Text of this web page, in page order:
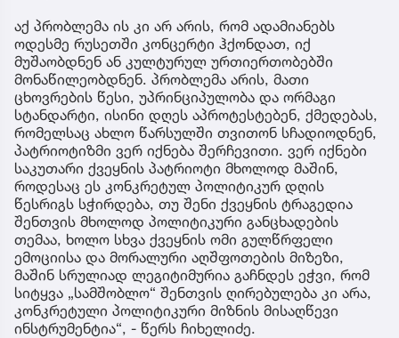
აქ პრობლემა ის კი არ არის, რომ ადამიანებს
ოდესმე რუსეთში კონცერტი ჰქონდათ, იქ
მუშაობდნენ ან კულტურულ ურთიერთობებში
მონაწილეობდნენ. პრობლემა არის, მათი
ცხოვრების წესი, უპრინციპულობა და ორმაგი
სტანდარტი, ისინი დღეს აპროტესტებენ, ქმედებას,
რომელსაც ახლო წარსულში თვითონ სჩადიოდნენ,
პატრიოტიზმი ვერ იქნება შერჩევითი. ვერ იქნები
საკუთარი ქვეყნის პატრიოტი მხოლოდ მაშინ,
როდესაც ეს კონკრეტულ პოლიტიკურ დღის
წესრიგს სჭირდება, თუ შენი ქვეყნის ტრაგედია
შენთვის მხოლოდ პოლიტიკური განცხადების
თემაა, ხოლო სხვა ქვეყნის ომი გულწრფელი
ემოციისა და მორალური აღშფოთების მიზეზი,
მაშინ სრულიად ლეგიტიმურია გაჩნდეს ეჭვი, რომ
სიტყვა „სამშობლო“ შენთვის ღირებულება კი არა,
კონკრეტული პოლიტიკური მიზნის მისაღწევი
ინსტრუმენტია“, - წერს ჩიხელიძე.